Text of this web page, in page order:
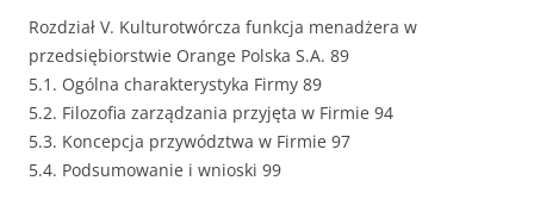
Rozdział V. Kulturotwórcza funkcja menadżera w
przedsiębiorstwie Orange Polska S.A. 89
5.1. Ogólna charakterystyka Firmy 89
5.2. Filozofia zarządzania przyjęta w Firmie 94
5.3. Koncepcja przywództwa w Firmie 97
5.4. Podsumowanie i wnioski 99